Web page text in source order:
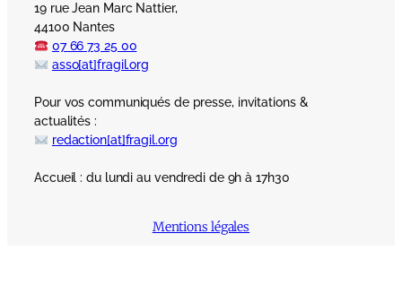
19 rue Jean Marc Nattier,
44100 Nantes
07 66 73 25 00
asso[at]fragil.org
Pour vos communiqués de presse, invitations &
actualités :
redaction[at]fragil.org
Accueil : du lundi au vendredi de 9h à 17h30
Mentions légales